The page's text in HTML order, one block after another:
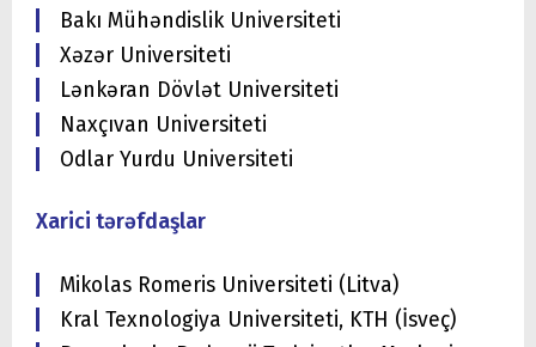
Bakı Mühəndislik Universiteti
Xəzər Universiteti
Lənkəran Dövlət Universiteti
Naxçıvan Universiteti
Odlar Yurdu Universiteti
Xarici tərəfdaşlar
Mikolas Romeris Universiteti (Litva)
Kral Texnologiya Universiteti, KTH (İsveç)